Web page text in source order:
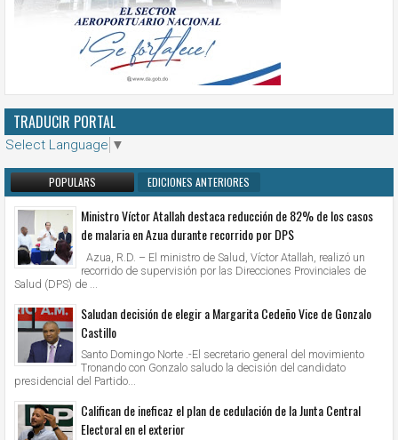
TRADUCIR PORTAL
Select Language ▼
POPULARS EDICIONES ANTERIORES
Ministro Víctor Atallah destaca reducción de 82% de los casos
de malaria en Azua durante recorrido por DPS
Azua, R.D. – El ministro de Salud, Víctor Atallah, realizó un
recorrido de supervisión por las Direcciones Provinciales de
Salud (DPS) de ...
Saludan decisión de elegir a Margarita Cedeño Vice de Gonzalo
Castillo
Santo Domingo Norte .-El secretario general del movimiento
Tronando con Gonzalo saludo la decisión del candidato
presidencial del Partido...
Califican de ineficaz el plan de cedulación de la Junta Central
Electoral en el exterior